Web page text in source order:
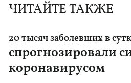
ЧИТАЙТЕ ТАКЖЕ
20 тысяч заболевших в
спрогнозировали
коронавирусом